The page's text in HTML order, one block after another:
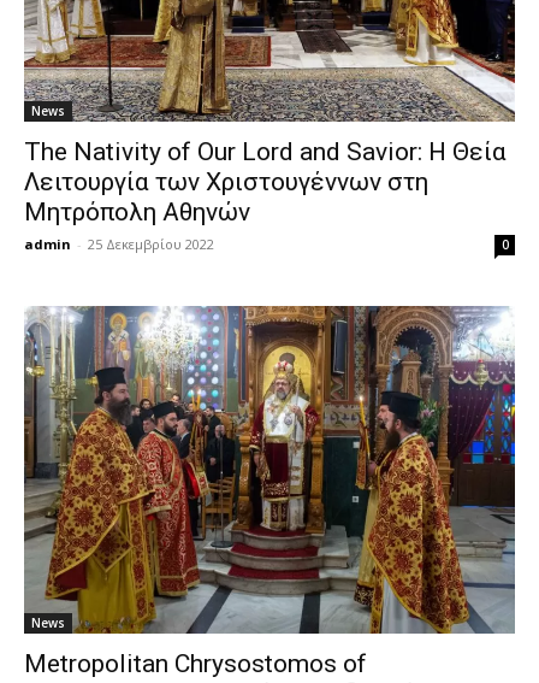
News
The Nativity of Our Lord and Savior: Η Θεία
Λειτουργία των Χριστουγέννων στη
Μητρόπολη Αθηνών
admin - 25 Δεκεμβρίου 2022 0
News
Metropolitan Chrysostomos of